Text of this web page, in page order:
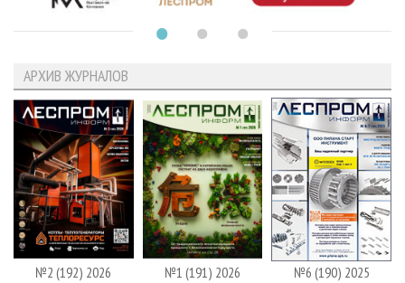
АРХИВ ЖУРНАЛОВ
№2 (192) 2026 №1 (191) 2026 №6 (190) 2025